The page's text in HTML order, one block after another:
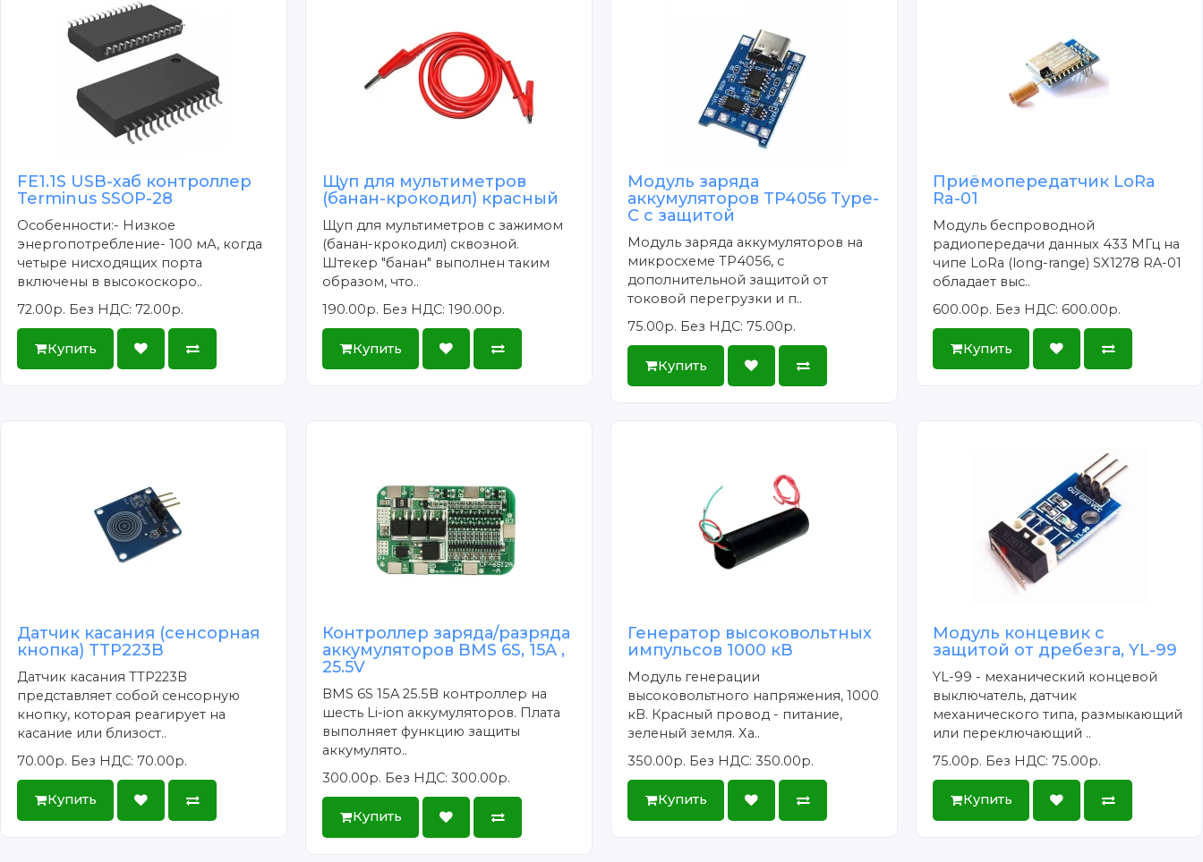
FE1.1S USB-хаб контроллер
Terminus SSOP-28
Особенности:- Низкое
энергопотребление- 100 мА, когда
четыре нисходящих порта
включены в высокоскоро..
72.00р. Без НДС: 72.00р.
Купить
Щуп для мультиметров
(банан-крокодил) красный
Щуп для мультиметров с зажимом
(банан-крокодил) сквозной.
Штекер "банан" выполнен таким
образом, что..
190.00р. Без НДС: 190.00р.
Купить
Модуль заряда
аккумуляторов TP4056 Type-
C с защитой
Модуль заряда аккумуляторов на
микросхеме TP4056, с
дополнительной защитой от
токовой перегрузки и п..
75.00р. Без НДС: 75.00р.
Купить
Приёмопередатчик LoRa
Ra-01
Модуль беспроводной
радиопередачи данных 433 МГц на
чипе LoRa (long-range) SX1278 RA-01
обладает выс..
600.00р. Без НДС: 600.00р.
Купить
Датчик касания (сенсорная
кнопка) TTP223B
Датчик касания TTP223B
представляет собой сенсорную
кнопку, которая реагирует на
касание или близост..
70.00р. Без НДС: 70.00р.
Купить
Контроллер заряда/разряда
аккумуляторов BMS 6S, 15A ,
25.5V
BMS 6S 15A 25.5В контроллер на
шесть Li-ion аккумуляторов. Плата
выполняет функцию защиты
аккумулято..
300.00р. Без НДС: 300.00р.
Купить
Генератор высоковольтных
импульсов 1000 кВ
Модуль генерации
высоковольтного напряжения, 1000
кВ. Красный провод - питание,
зеленый земля. Ха..
350.00р. Без НДС: 350.00р.
Купить
Модуль концевик с
защитой от дребезга, YL-99
YL-99 - механический концевой
выключатель, датчик
механического типа, размыкающий
или переключающий ..
75.00р. Без НДС: 75.00р.
Купить